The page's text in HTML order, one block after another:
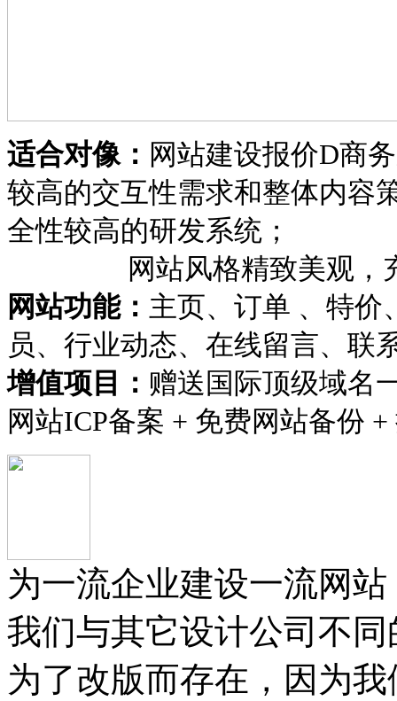
适合对像： 网站建设报价D商
较高的交互性需求和整体内容
全性较高的研发系统；
网站风格精致美观，充
网站功能： 主页、订单 、特价
员、行业动态、在线留言、联
增值项目： 赠送国际顶级域名
网站ICP备案 + 免费网站备份
为一流企业建设一流网站
我们与其它设计公司不
为了改版而存在，因为